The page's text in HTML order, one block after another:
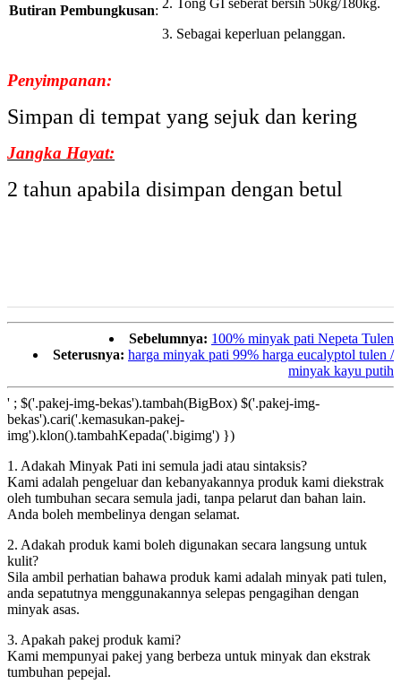
Butiran Pembungkusan: 2. Tong GI seberat bersih 50kg/180kg.
3. Sebagai keperluan pelanggan.
Penyimpanan:
Simpan di tempat yang sejuk dan kering
Jangka Hayat:
2 tahun apabila disimpan dengan betul
Sebelumnya: 100% minyak pati Nepeta Tulen
Seterusnya: harga minyak pati 99% harga eucalyptol tulen /
minyak kayu putih
' ; $('.pakej-img-bekas').tambah(BigBox) $('.pakej-img-
bekas').cari('.kemasukan-pakej-
img').klon().tambahKepada('.bigimg') })
1. Adakah Minyak Pati ini semula jadi atau sintaksis?
Kami adalah pengeluar dan kebanyakannya produk kami diekstrak
oleh tumbuhan secara semula jadi, tanpa pelarut dan bahan lain.
Anda boleh membelinya dengan selamat.
2. Adakah produk kami boleh digunakan secara langsung untuk
kulit?
Sila ambil perhatian bahawa produk kami adalah minyak pati tulen,
anda sepatutnya menggunakannya selepas pengagihan dengan
minyak asas.
3. Apakah pakej produk kami?
Kami mempunyai pakej yang berbeza untuk minyak dan ekstrak
tumbuhan pepejal.